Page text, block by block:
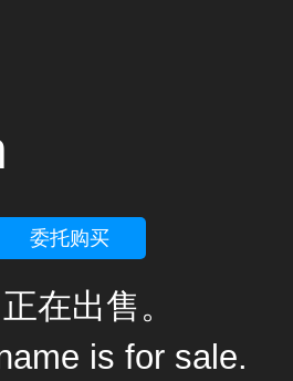
委托购买
在出售。
is for sale.